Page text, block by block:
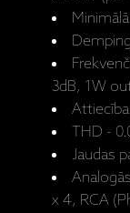
3dB, 1W
THD -
Jaudas
x 4, RCA